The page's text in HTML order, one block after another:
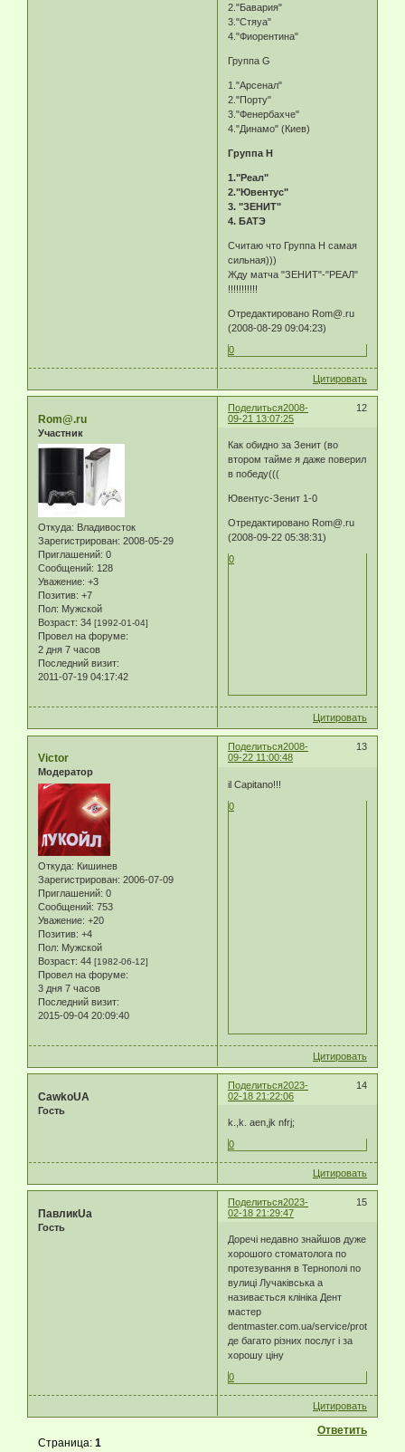
2."Бавария"
3."Стяуа"
4."Фиорентина"
Группа G
1."Арсенал"
2."Порту"
3."Фенербахче"
4."Динамо" (Киев)
Группа H
1."Реал"
2."Ювентус"
3. "ЗЕНИТ"
4. БАТЭ
Считаю что Группа H самая
сильная)))
Жду матча "ЗЕНИТ"-"РЕАЛ"
!!!!!!!!!!!
Отредактировано Rom@.ru
(2008-08-29 09:04:23)
0
Цитировать
Поделиться 12
2008-
09-21 13:07:25
Rom@.ru
Участник
Откуда: Владивосток
Зарегистрирован: 2008-05-29
Приглашений: 0
Сообщений: 128
Уважение: +3
Позитив: +7
Пол: Мужской
Возраст: 34 [1992-01-04]
Провел на форуме:
2 дня 7 часов
Последний визит:
2011-07-19 04:17:42
Как обидно за Зенит (во
втором тайме я даже поверил
в победу(((
Ювентус-Зенит 1-0
Отредактировано Rom@.ru
(2008-09-22 05:38:31)
0
Цитировать
Поделиться 13
2008-
09-22 11:00:48
Victor
Модератор
Откуда: Кишинев
Зарегистрирован: 2006-07-09
Приглашений: 0
Сообщений: 753
Уважение: +20
Позитив: +4
Пол: Мужской
Возраст: 44 [1982-06-12]
Провел на форуме:
3 дня 7 часов
Последний визит:
2015-09-04 20:09:40
il Capitano!!!
0
Цитировать
Поделиться 14
2023-
02-18 21:22:06
CawkoUA
Гость
k.,k. aen,jk nfrj;
0
Цитировать
Поделиться 15
2023-
02-18 21:29:47
ПавликUa
Гость
Доречі недавно знайшов дуже
хорошого стоматолога по
протезування в Тернополі по
вулиці Лучаківська а
називається клініка Дент
мастер
dentmaster.com.ua/service/
де багато різних послуг і за
хорошу ціну
0
Цитировать
Ответить
Страница:1